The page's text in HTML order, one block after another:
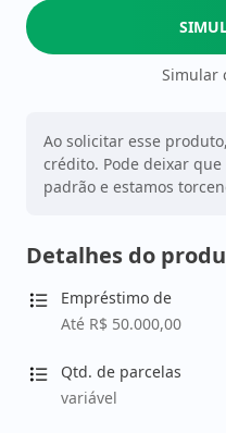
Simular
Ao solicitar esse
crédito. Pode deixar
padrão e estamos
Detalhes do
Empréstimo de
Até R$ 50.000,00
Qtd. de parcelas
variável